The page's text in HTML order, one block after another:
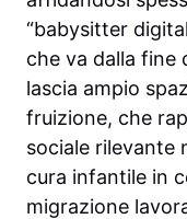
“babysitter
che va dalla fine
lascia ampio
fruizione, che
sociale rilevante
cura infantile in
migrazione